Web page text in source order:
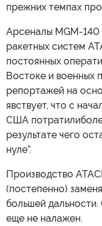
прежних темпах
Арсеналы MGM-140
ракетных систем
постоянных
Востоке и военных
репортажей на
явствует, что с
США
результате чего
нуле”.
Производство
(постепенно)
большей
еще не налажен.